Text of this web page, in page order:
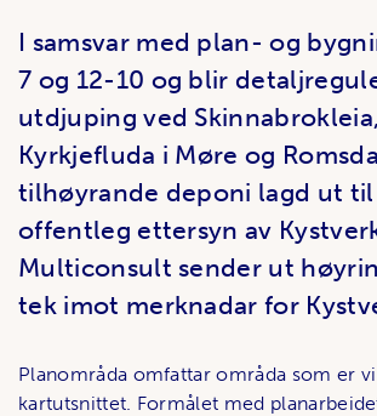
I samsvar med plan- og
7 og 12-10 og blir
utdjuping ved
Kyrkjefluda i Møre og
tilhøyrande deponi lagd ut
offentleg ettersyn av
Multiconsult sender ut
tek imot merknadar for
Planområda omfattar områda som er
kartutsnittet. Formålet med